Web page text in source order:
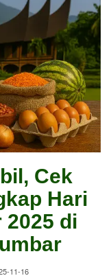
Cek
Hari
2025 di
11-16